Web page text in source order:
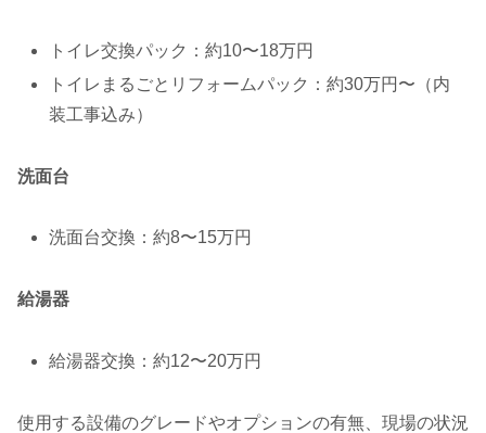
トイレ交換パック：約10〜18万円
トイレまるごとリフォームパック：約30万円〜（内
装工事込み）
洗面台
洗面台交換：約8〜15万円
給湯器
給湯器交換：約12〜20万円
使用する設備のグレードやオプションの有無、現場の状況